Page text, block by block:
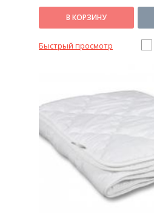
В КОРЗИНУ
Быстрый просмотр